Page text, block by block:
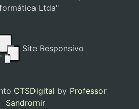
Ltda"
Site Responsivo
CTSDigital by Professor
Sandromir